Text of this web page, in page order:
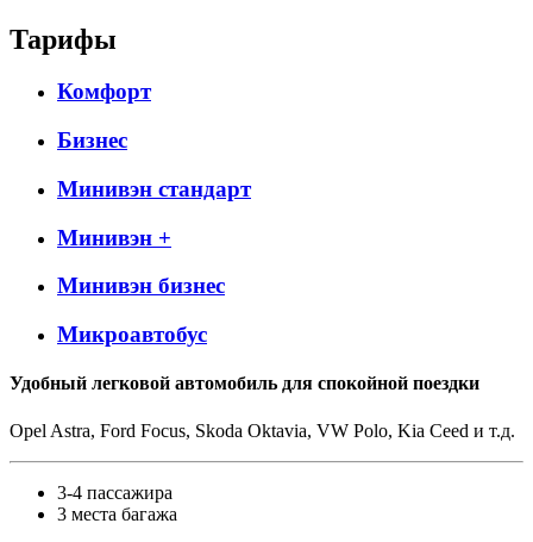
Тарифы
Комфорт
Бизнес
Минивэн стандарт
Минивэн +
Минивэн бизнес
Микроавтобус
Удобный легковой автомобиль для спокойной поездки
Opel Astra, Ford Focus, Skoda Oktavia, VW Polo, Kia Ceed и т.д.
3-4 пассажира
3 места багажа